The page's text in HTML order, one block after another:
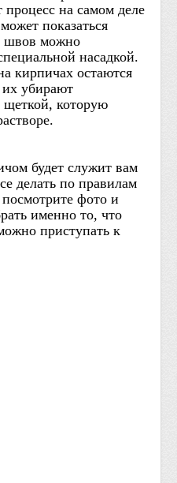
процесс на самом деле
показаться
швов можно
насадкой.
кирпичах остаются
убирают
щеткой, которую
будет служит вам
делать по правилам
фото и
именно то, что
приступать к